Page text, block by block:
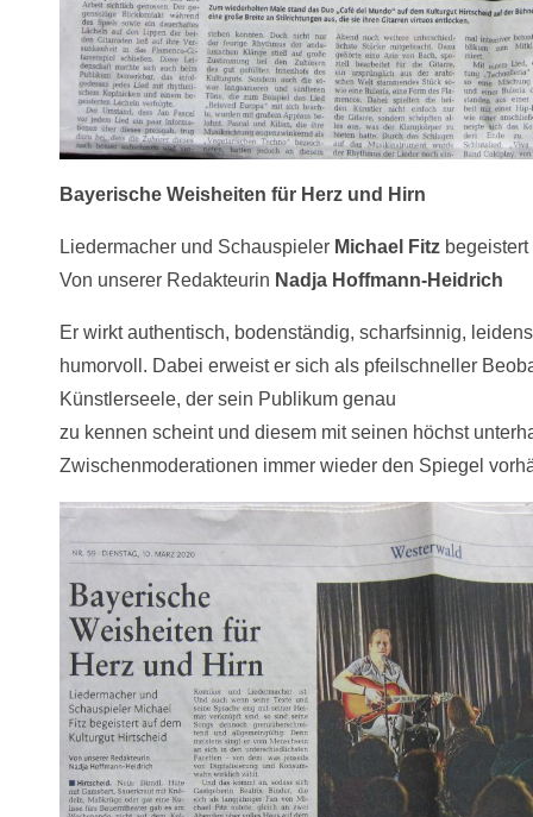
Bayerische Weisheiten für Herz und Hirn
Liedermacher und Schauspieler Michael Fitz
Von unserer Redakteurin Nadja Hoffmann-Heidrich
Er wirkt authentisch, bodenständig, scharfsinnig,
humorvoll. Dabei erweist er sich als pfeilschneller
Künstlerseele, der sein Publikum genau
zu kennen scheint und diesem mit seinen höchst
Zwischenmoderationen immer wieder den Spiegel